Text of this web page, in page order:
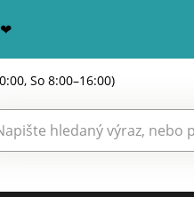
So 8:00–16:00)